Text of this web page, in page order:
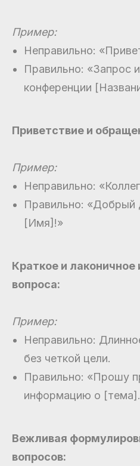
Пример:
Неправильно:
Правильно: «Запрос
конференции
Приветствие и
Пример:
Неправильно:
Правильно: «Добрый
[Имя]!»
Краткое и лаконичное
вопроса:
Пример:
Неправильно:
без четкой цели.
Правильно: «Прошу
информацию о
Вежливая
вопросов: